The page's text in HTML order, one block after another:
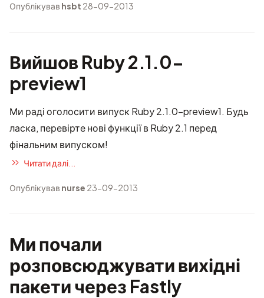
Опублікував hsbt 28-09-2013
Вийшов Ruby 2.1.0-
preview1
Ми раді оголосити випуск Ruby 2.1.0-preview1. Будь
ласка, перевірте нові функції в Ruby 2.1 перед
фінальним випуском!
Читати далі...
Опублікував nurse 23-09-2013
Ми почали
розповсюджувати вихідні
пакети через Fastly